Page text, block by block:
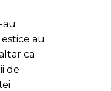
au
au
ca
de